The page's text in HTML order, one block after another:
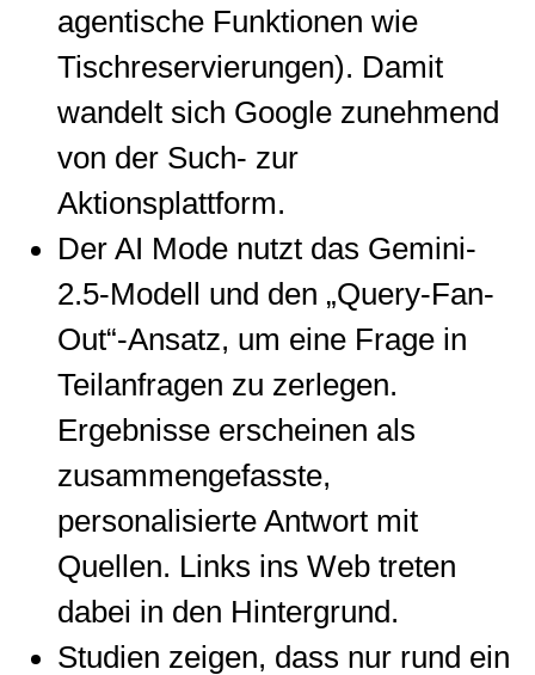
agentische Funktionen wie
Tischreservierungen). Damit
wandelt sich Google zunehmend
von der Such- zur
Aktionsplattform.
Der AI Mode nutzt das Gemini-
2.5-Modell und den „Query-Fan-
Out“-Ansatz, um eine Frage in
Teilanfragen zu zerlegen.
Ergebnisse erscheinen als
zusammengefasste,
personalisierte Antwort mit
Quellen. Links ins Web treten
dabei in den Hintergrund.
Studien zeigen, dass nur rund ein